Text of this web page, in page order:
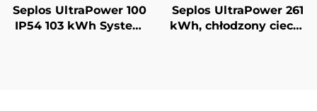
Seplos UltraPower 100
IP54 103 kWh System
Seplos UltraPower 261
kWh, chłodzony cieczą